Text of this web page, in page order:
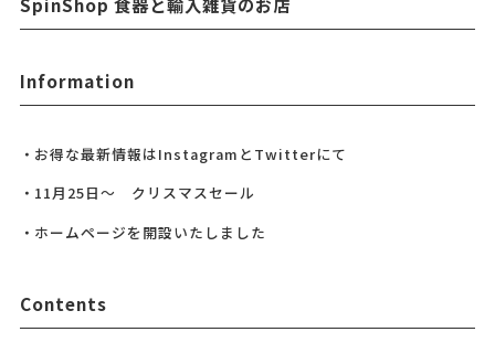
Information
お得な最新情報はInstagramとTwitterにて
11月25日～ クリスマスセール
ホームページを開設いたしました
Contents